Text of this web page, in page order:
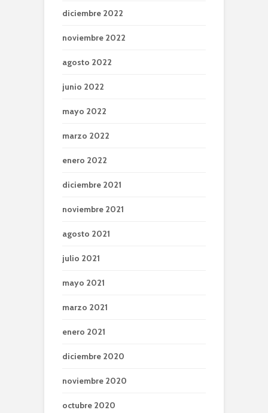
diciembre 2022
noviembre 2022
agosto 2022
junio 2022
mayo 2022
marzo 2022
enero 2022
diciembre 2021
noviembre 2021
agosto 2021
julio 2021
mayo 2021
marzo 2021
enero 2021
diciembre 2020
noviembre 2020
octubre 2020